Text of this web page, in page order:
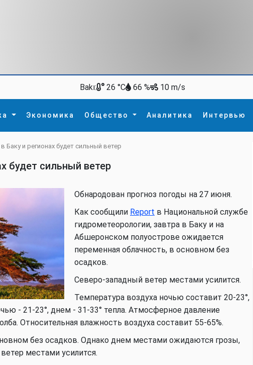
Bakı: 26 °C 66 % 10 m/s
Экономика Общество Аналитика Интервью
политика
политика
Туризм
Происшествие
Диаспора
Баку и регионах будет сильный ветер
будет сильный ветер
Обнародован прогноз погоды на 27 июня.
Как сообщили Report в Национальной службе
гидрометеорологии, завтра в Баку и на
Абшеронском полуострове ожидается
переменная облачность, в основном без
осадков.
Северо-западный ветер местами усилится.
Температура воздуха ночью cоставит 20-23°,
- 21-23°, днем - 31-33° тепла. Атмосферное давление
Относительная влажность воздуха составит 55-65%.
без осадков. Однако днем местами ожидаются грозы,
местами усилится.